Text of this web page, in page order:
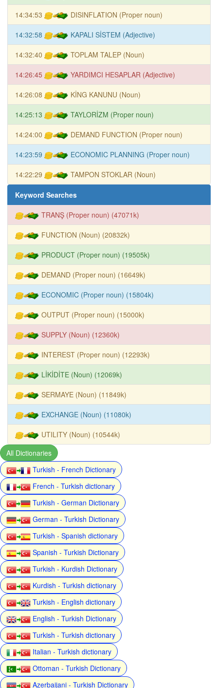
14:34:53 DISINFLATION (Proper noun)
14:32:58 KAPALI SİSTEM (Adjective)
14:32:40 TOPLAM TALEP (Noun)
14:26:45 YARDIMCI HESAPLAR (Adjective)
14:26:08 KİNG KANUNU (Noun)
14:25:13 TAYLORİZM (Proper noun)
14:24:00 DEMAND FUNCTION (Proper noun)
14:23:59 ECONOMIC PLANNING (Proper noun)
14:22:29 TAMPON STOKLAR (Noun)
Keyword Searches
TRANŞ (Proper noun) (47071k)
FUNCTION (Noun) (20832k)
PRODUCT (Proper noun) (19505k)
DEMAND (Proper noun) (16649k)
ECONOMIC (Proper noun) (15804k)
OUTPUT (Proper noun) (15000k)
SUPPLY (Noun) (12360k)
INTEREST (Proper noun) (12293k)
LİKİDİTE (Noun) (12069k)
SERMAYE (Noun) (11849k)
EXCHANGE (Noun) (11080k)
UTILITY (Noun) (10544k)
All Dictionaries
Turkish - French Dictionary
French - Turkish dictionary
Turkish - German Dictionary
German - Turkish Dictionary
Turkish - Spanish dictionary
Spanish - Turkish Dictionary
Turkish - Kurdish Dictionary
Kurdish - Turkish dictionary
Turkish - English dictionary
English - Turkish Dictionary
Turkish - Turkish dictionary
Italian - Turkish dictionary
Ottoman - Turkish Dictionary
Azerbaijani - Turkish Dictionary